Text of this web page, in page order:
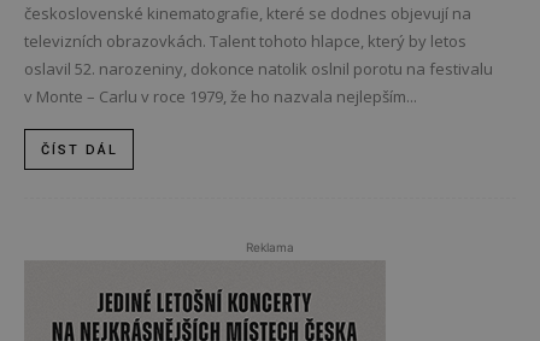
československé kinematografie, které se dodnes objevují na
televizních obrazovkách. Talent tohoto hlapce, který by letos
oslavil 52. narozeniny, dokonce natolik oslnil porotu na festivalu
v Monte – Carlu v roce 1979, že ho nazvala nejlepším...
ČÍST DÁL
Reklama